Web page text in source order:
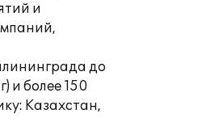
и
до
и более 150
Казахстан,